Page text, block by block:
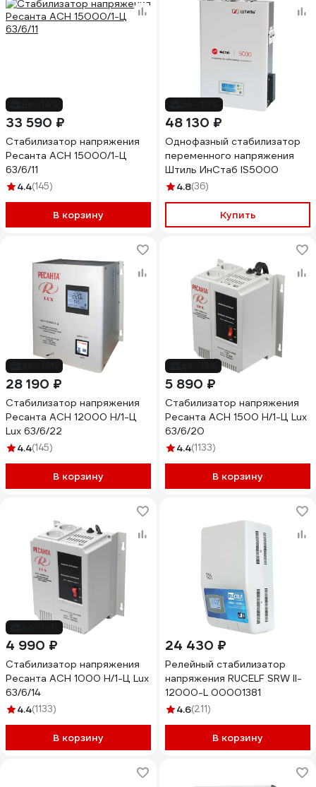
33 590 ₽
Стабилизатор напряжения
Ресанта АСН 15000/1-Ц
63/6/11
4.4(145)
В корзину
48 130 ₽
Однофазный стабилизатор
переменного напряжения
Штиль ИнСтаб IS5000
4.8(36)
Купить
28 190 ₽
Стабилизатор напряжения
Ресанта АСН 12000 Н/1-Ц
Lux 63/6/22
4.4(145)
В корзину
5 890 ₽
Стабилизатор напряжения
Ресанта АСН 1500 Н/1-Ц Lux
63/6/20
4.4(1133)
В корзину
4 990 ₽
Стабилизатор напряжения
Ресанта АСН 1000 Н/1-Ц Lux
63/6/14
4.4(1133)
В корзину
24 430 ₽
Релейный стабилизатор
напряжения RUCELF SRW II-
12000-L 00001381
4.6(211)
В корзину